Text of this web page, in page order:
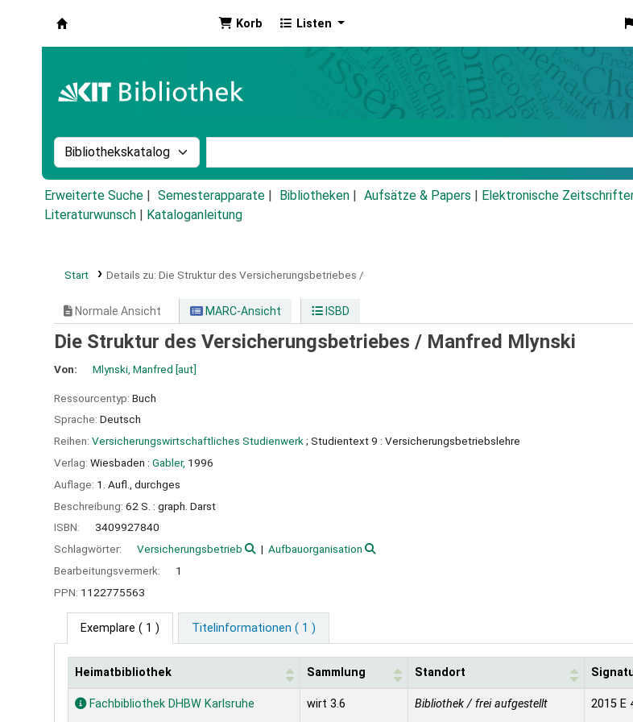
Korb Listen
Suche im Katalog nach:
Erweiterte Suche Semesterapparate Bibliotheken Aufsätze & Papers Elektronische
Literaturwunsch
Kataloganleitung
Start Details zu: Die Struktur des Versicherungsbetriebes /
Normale Ansicht MARC-Ansicht ISBD
Die Struktur des Versicherungsbetriebes / Manfred Mlynski
Von: Mlynski, Manfred [aut]
Ressourcentyp: Buch
Sprache: Deutsch
Reihen: Versicherungswirtschaftliches Studienwerk ; Studientext 9 : Versicherungsbetriebslehre
Verlag: Wiesbaden : Gabler, 1996
Auflage: 1. Aufl., durchges
Beschreibung: 62 S. : graph. Darst
ISBN:
3409927840
Schlagwörter:
Versicherungsbetrieb
Aufbauorganisation
Bearbeitungsvermerk:
1
PPN: 1122775563
Exemplare ( 1 ) Titelinformationen ( 1 )
Exemplare
Heimatbibliothek Sammlung Standort
Fachbibliothek DHBW Karlsruhe wirt 3.6 Bibliothek / frei aufgestellt 2015 E